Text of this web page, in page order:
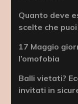
Quanto deve
scelte che
17 Maggio
l’omofobia
Balli vietati?
invitati in